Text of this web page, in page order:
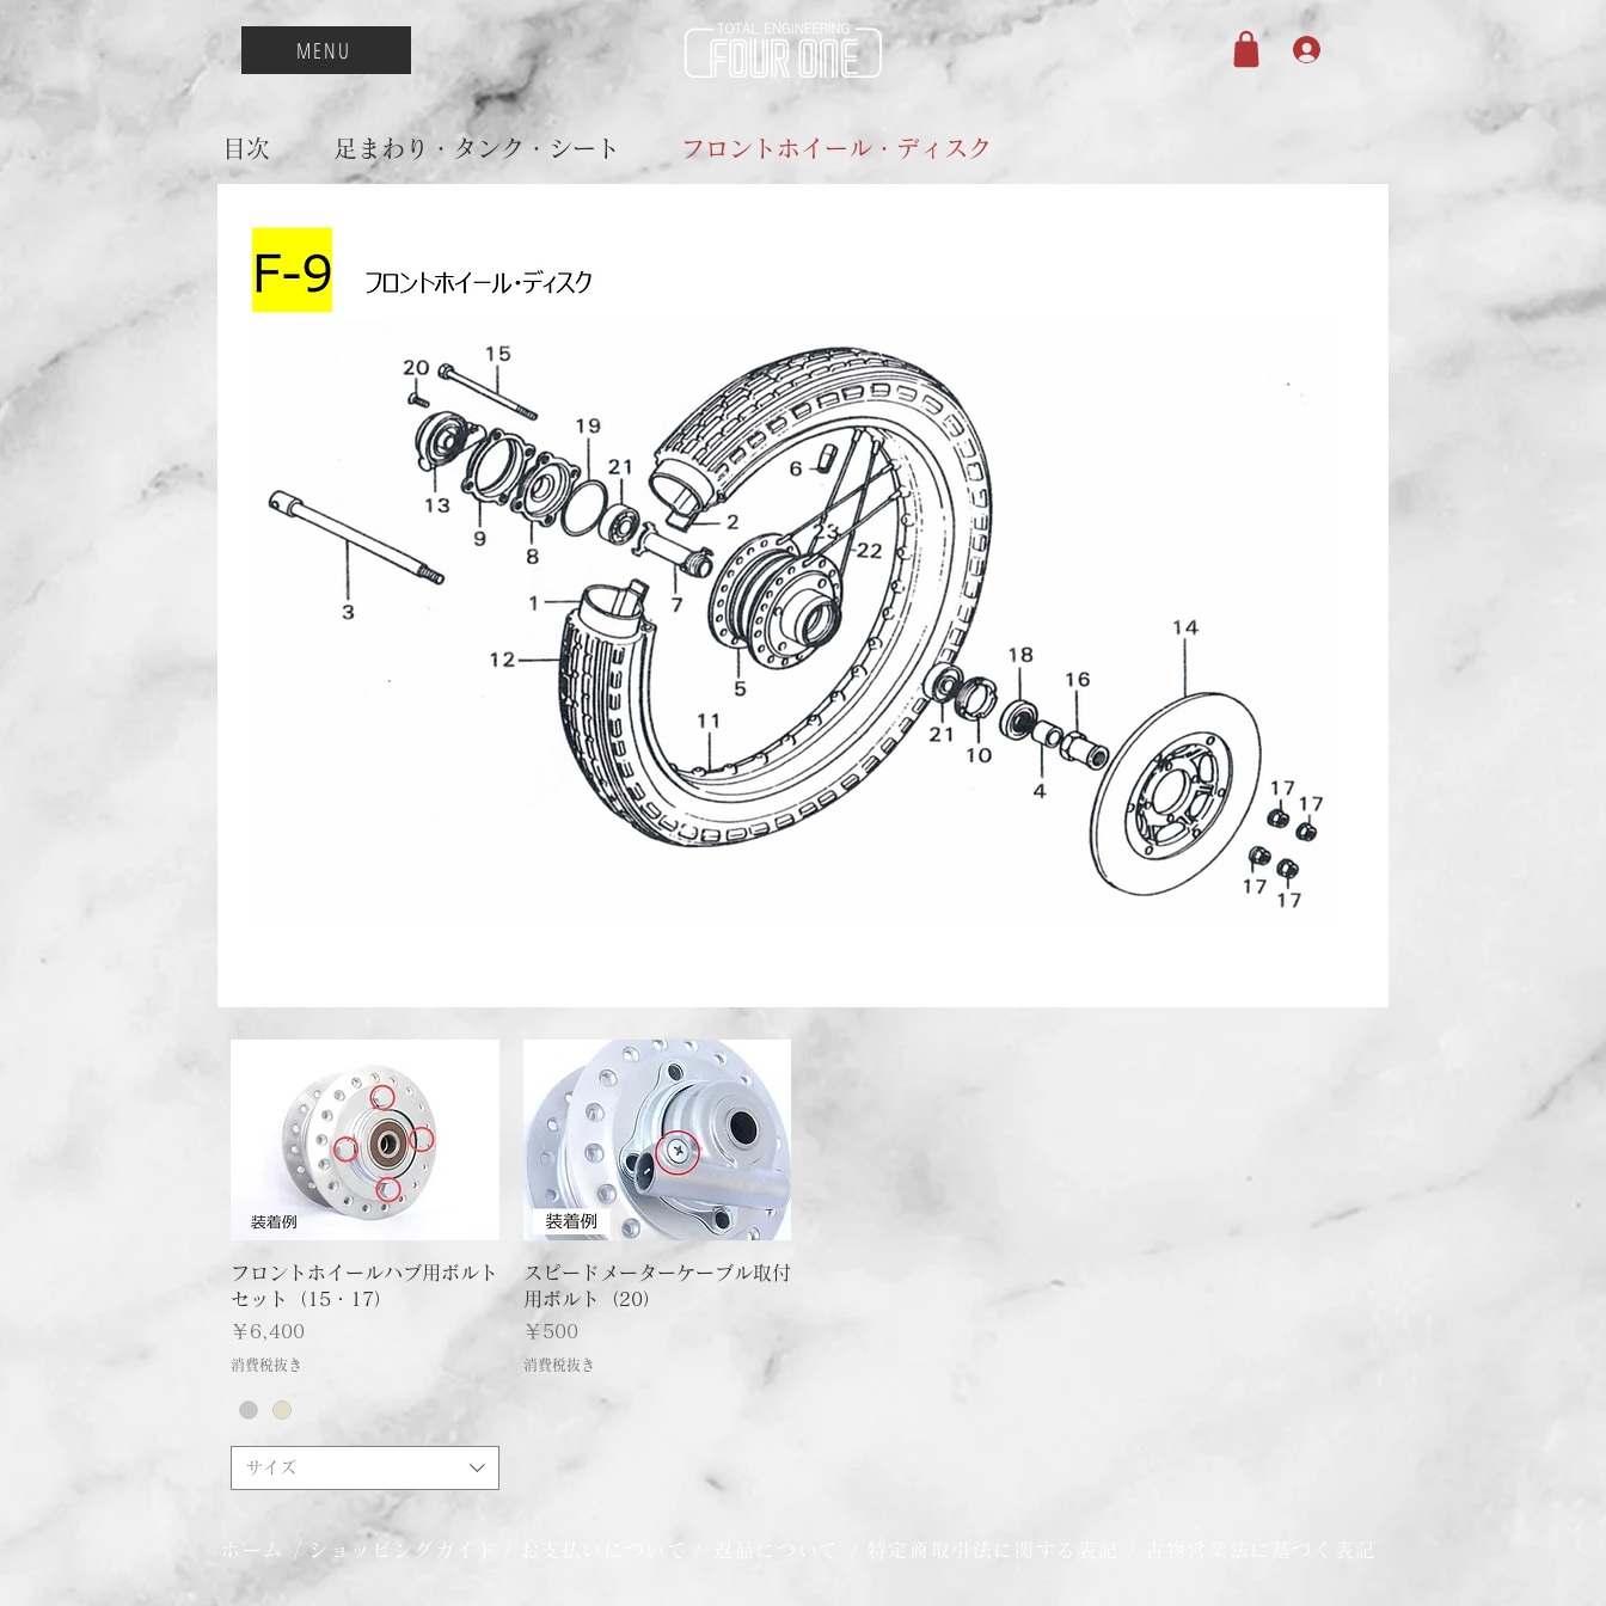
MENU
目次 ​足まわり・タンク・シート フロントホイール・ディスク
クイックビュー
フロントホイールハブ用ボルト
セット（15・17）
価格
￥6,400
消費税抜き
サイズ
クイックビュー
スピードメーターケーブル取付
用ボルト（20）
価格
￥500
消費税抜き
ホーム / ショッピングガイド お支払いについて 特定商取引法に関する表記